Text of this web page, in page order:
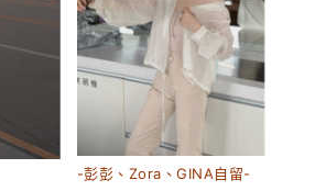
-彭彭、Zora、GINA自留-